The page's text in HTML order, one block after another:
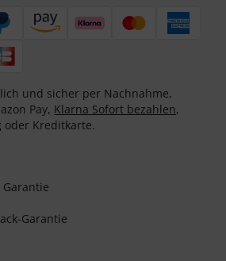
und sicher per Nachnahme,
Pay, Klarna Sofort bezahlen,
oder Kreditkarte.
Garantie
Garantie